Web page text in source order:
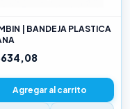
| BANDEJA PLASTICA
Agregar al carrito